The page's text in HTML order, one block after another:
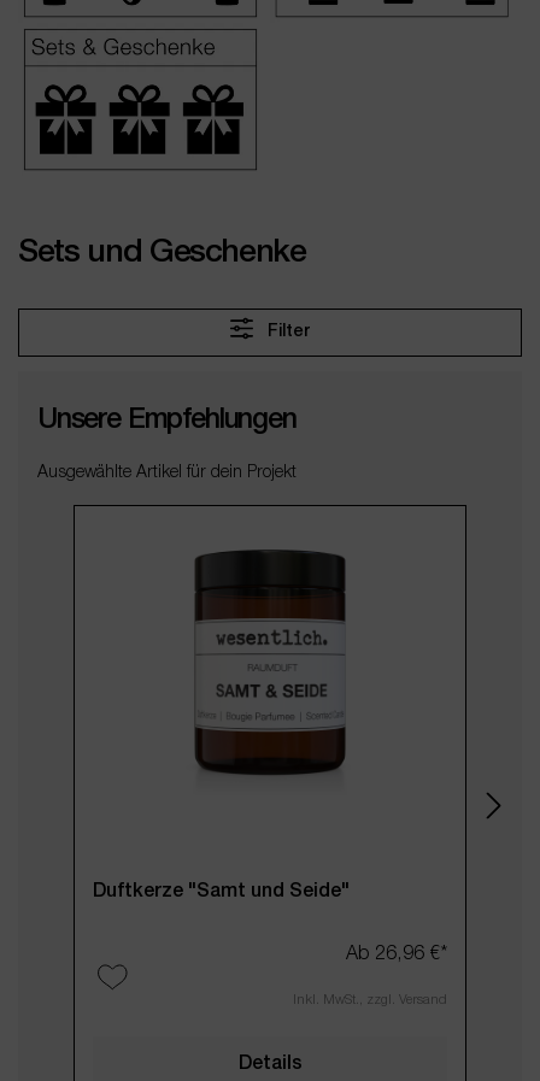
Sets und Geschenke
Filter
Unsere Empfehlungen
Ausgewählte Artikel für dein Projekt
Duftkerze "Samt und Seide"
Ab 26,96 €*
Inkl. MwSt., zzgl. Versand
Details